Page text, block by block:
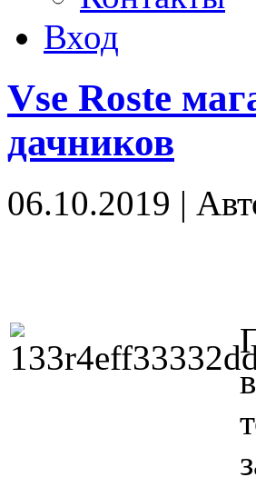
Вход
Vse Roste
дачников
06.10.2019 |